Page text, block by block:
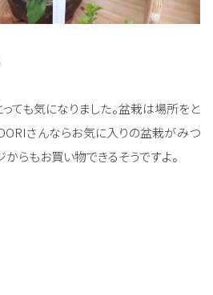
ても気になりました。盆栽は場所をと
さんならお気に入りの盆栽がみつ
からもお買い物できるそうですよ。